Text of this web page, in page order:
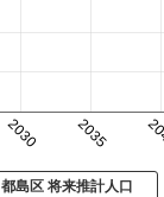
2030 2035
都島区 将来推計人口